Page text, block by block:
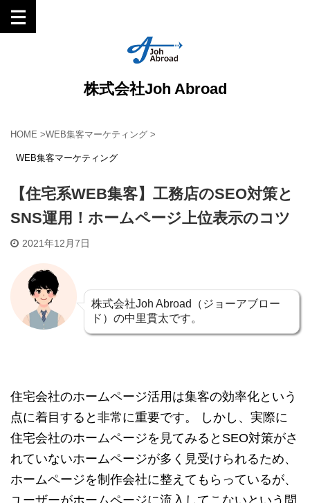
株式会社Joh Abroad
HOME >WEB集客マーケティング >
WEB集客マーケティング
【住宅系WEB集客】工務店のSEO対策と
SNS運用！ホームページ上位表示のコツ
2021年12月7日
株式会社Joh Abroad（ジョーアブロー
ド）の中里貫太です。
住宅会社のホームページ活用は集客の効率化という
点に着目すると非常に重要です。 しかし、実際に
住宅会社のホームページを見てみるとSEO対策がさ
れていないホームページが多く見受けられるため、
ホームページを制作会社に整えてもらっているが、
ユーザーがホームページに流入してこないという問